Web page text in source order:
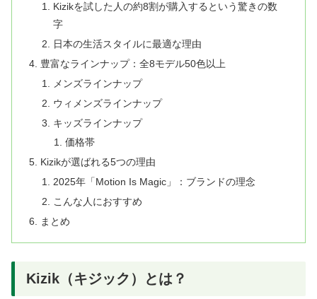
Kizikを試した人の約8割が購入するという驚きの数
字
日本の生活スタイルに最適な理由
豊富なラインナップ：全8モデル50色以上
メンズラインナップ
ウィメンズラインナップ
キッズラインナップ
価格帯
Kizikが選ばれる5つの理由
2025年「Motion Is Magic」：ブランドの理念
こんな人におすすめ
まとめ
Kizik（キジック）とは？